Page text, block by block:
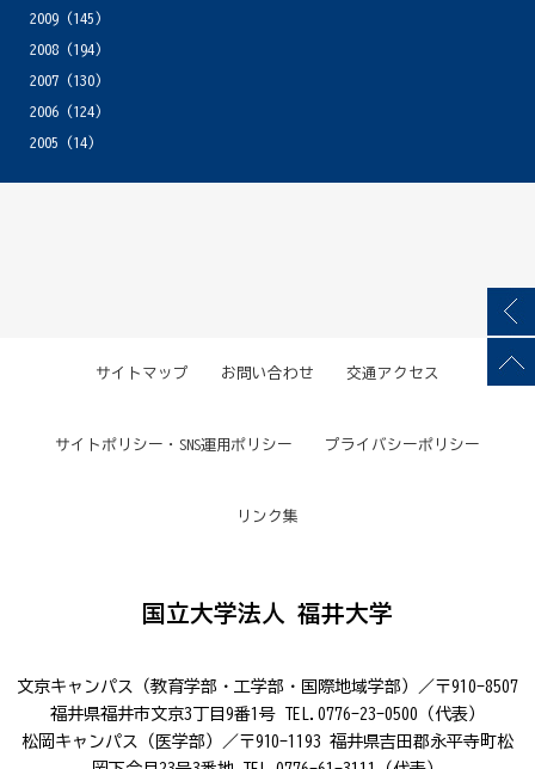
2009(145)
2008(194)
2007(130)
2006(124)
2005 (14)
サイトマップ お問い合わせ 交通アクセス
サイトポリシー・SNS運用ポリシー プライバシーポリシー
リンク集
国立大学法人 福井大学
文京キャンパス（教育学部・工学部・国際地域学部）／〒910-8507
福井県福井市文京3丁目9番1号 TEL.0776-23-0500（代表）
松岡キャンパス（医学部）／〒910-1193 福井県吉田郡永平寺町松